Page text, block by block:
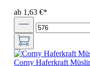
ab 1,63 €*
Corny Haferkraft